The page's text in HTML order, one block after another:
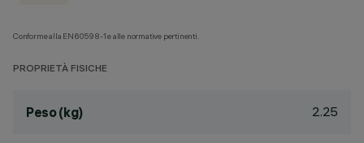
Conforme alla EN60598-1 e alle normative pertinenti.
PROPRIETÀ FISICHE
Peso (kg) 2.25